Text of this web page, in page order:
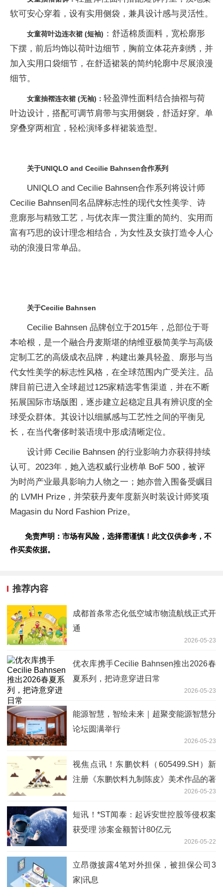
软可安心穿着，设有实用侧袋，兼具设计感与灵活性。
女童荷叶边连衣裙 (短袖) ：舒适棉质面料，宽松廓形
下摆，前后均饰以荷叶边细节，胸前立体花卉刺绣，并
加入实用口袋细节，在舒适裙装的简约轮廓中尽展浪漫
细节。
女童抽褶连衣裙 (无袖)： 轻盈弹性面料结合抽褶与荷
叶边设计，搭配可调节肩带与实用侧袋，舒适好穿。单
穿叠穿两相宜，轻松演绎多样裙装造型。
关于UNIQLO and Cecilie Bahnsen合作系列
UNIQLO and Cecilie Bahnsen合作系列将设计师
Cecilie Bahnsen同名品牌标志性的现代女性美学、诗
意廓形与精致工艺，与优衣库一贯注重的简约、实用而
富有巧思的设计理念相结合，为女性及女孩打造令人心
动的浪漫日常单品。
关于Cecilie Bahnsen
Cecilie Bahnsen 品牌创立于2015年，总部位于哥
本哈根，是一个融合丹麦斯堪的纳维亚极简美学与高级
定制工艺的高级成衣品牌，构建出兼具轻盈、廓形与当
代女性美学的标志性风格，在全球范围内广受关注。品
牌目前已进入全球超过125家精选零售渠道，并在不断
拓展国际市场版图，逐步建立起稳定且具有辨识度的全
球受众群体。其设计以细腻感与工艺性之间的平衡见
长，在当代奢侈时装语境中形成清晰定位。
设计师 Cecilie Bahnsen 的行业影响力亦获得持续
认可。2023年，她入选权威行业榜单 BoF 500，被评
为时尚产业最具影响力人物之一；她亦曾入围备受瞩目
的 LVMH Prize，并荣获丹麦年度新兴时装设计师奖项
Magasin du Nord Fashion Prize。
免责声明：市场有风险，选择需谨慎！此文仅供参考，不
作买卖依据。
推荐内容
成都首条常态化低空城市物流航线正式开
通
2026-05-23
优衣库携手Cecilie Bahnsen推出2026春
夏系列，把诗意穿进日常
2026-05-23
能源智慧，智绘未来｜超聚变能源智慧分
论坛圆满举行
2026-05-23
视焦点讯！东鹏饮料（605499.SH）新
注册《东鹏饮料九制陈皮》美术作品的著
2026-05-23
短讯！*ST闻泰：起诉安世控股等侵权案
获受理 涉案金额暂计80亿元
2026-05-22
立昂微披露4笔对外担保，被担保公司3
家|讯息